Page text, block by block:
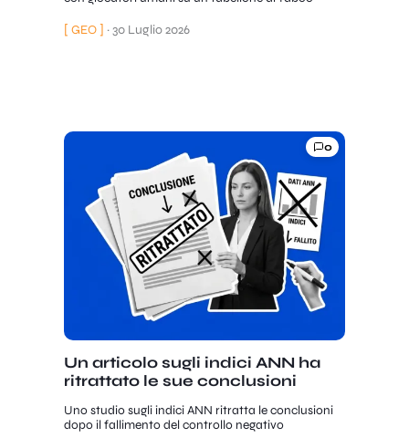
[ GEO ] ·30 Luglio 2026
0
Un articolo sugli indici ANN ha
ritrattato le sue conclusioni
Uno studio sugli indici ANN ritratta le conclusioni
dopo il fallimento del controllo negativo